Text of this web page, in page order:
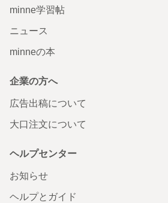
minne学習帖
ニュース
minneの本
企業の方へ
広告出稿について
大口注文について
ヘルプセンター
お知らせ
ヘルプとガイド